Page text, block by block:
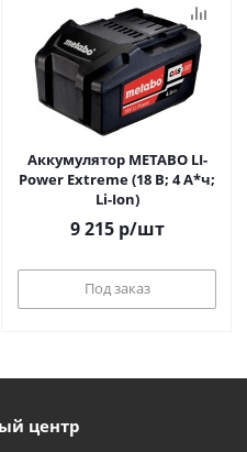
Аккумулятор METABO LI-
Power Extreme (18 В; 4 А*ч;
Li-Ion)
9 215р/шт
Под заказ
центр